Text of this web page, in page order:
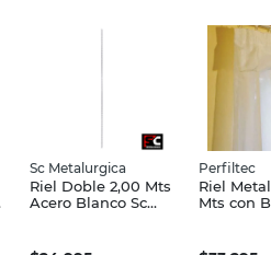
Sc Metalurgica
Riel Doble 2,00 Mts
Acero Blanco Sc
Perfiltec
Riel
Mts con